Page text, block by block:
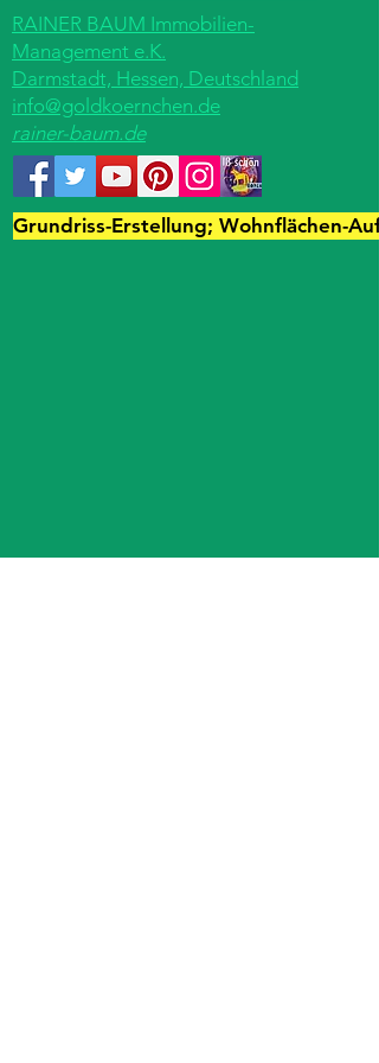
RAINER BAUM Immobilien-
Management e.K.
Darmstadt, Hessen, Deutschland
info@goldkoernchen.de
rainer-baum.de
Grundriss-Erstellung; Wohnflächen-